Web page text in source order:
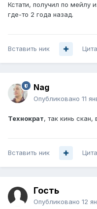
Кстати, получил по мейлу
где-то 2 года назад.
Вставить ник
Nag
Опубликовано 11
Технократ, так кинь скан,
Вставить ник
Гость
Опубликовано 12